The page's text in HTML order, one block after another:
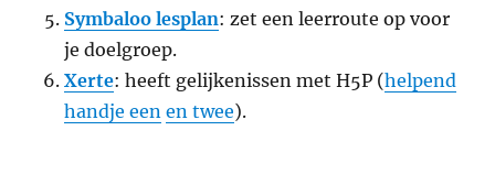
Symbaloo lesplan: zet een leerroute op voor
je doelgroep.
Xerte: heeft gelijkenissen met H5P (helpend
handje een en twee).